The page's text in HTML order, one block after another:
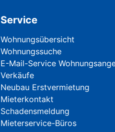
Service
Navigation überspringen
Wohnungsübersicht
Wohnungssuche
E-Mail-Service
Verkäufe
Neubau Erstvermietung
Mieterkontakt
Schadensmeldung
Mieterservice-Büros